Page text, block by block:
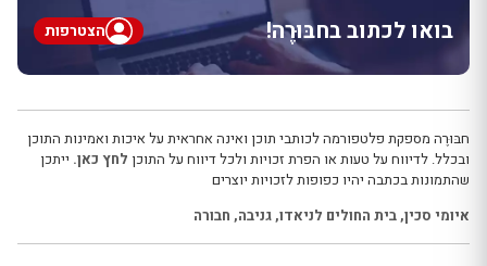
בואו לכתוב בחבּוּרֶה! הצטרפות
חבּוּרֶה מספקת פלטפורמה לכותבי תוכן ואינה אחראית על איכות ואמינות התוכן
ובכלל. לדיווח על טעות או הפרת זכויות ולכל דיווח על התוכן לחץ כאן. ייתכן
שהתמונות בכתבה יהיו כפופות לזכויות יוצרים
איומי סכין,בית החולים לניאדו,גניבה, חבורה